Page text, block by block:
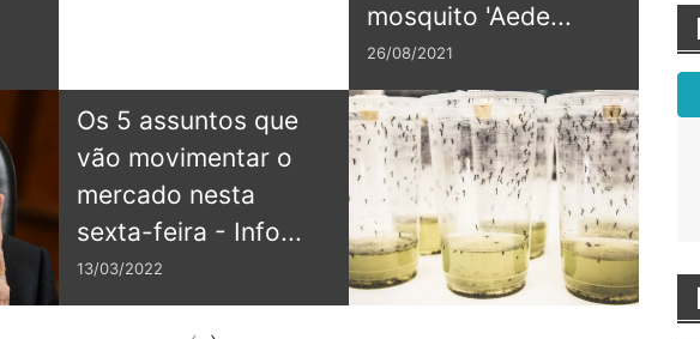
Os 5 assuntos que
vão movimentar o
mercado nesta
sexta-feira - Info...
13/03/2022
mosquito 'Aede...
26/08/2021
parabéns !
O site ficou ótimo, parabéns !
- Desenvolvedor
parabéns !
O site ficou ótimo, parabéns !
- Desenvolvedor